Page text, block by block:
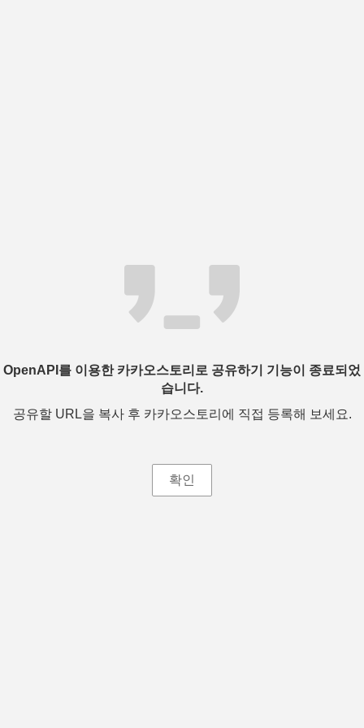
OpenAPI를 이용한 카카오스토리로 공유하기 기능이 종료되었
습니다.
공유할 URL을 복사 후 카카오스토리에 직접 등록해 보세요.
확인